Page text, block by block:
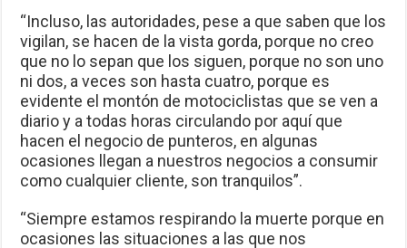
“Incluso, las autoridades, pese a que saben que los
vigilan, se hacen de la vista gorda, porque no creo
que no lo sepan que los siguen, porque no son uno
ni dos, a veces son hasta cuatro, porque es
evidente el montón de motociclistas que se ven a
diario y a todas horas circulando por aquí que
hacen el negocio de punteros, en algunas
ocasiones llegan a nuestros negocios a consumir
como cualquier cliente, son tranquilos”.
“Siempre estamos respirando la muerte porque en
ocasiones las situaciones a las que nos